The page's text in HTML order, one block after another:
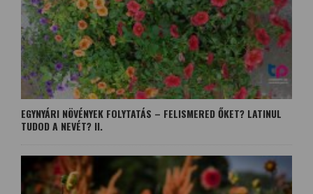
EGYNYÁRI NÖVÉNYEK FOLYTATÁS – FELISMERED ŐKET? LATINUL
TUDOD A NEVÉT? II.